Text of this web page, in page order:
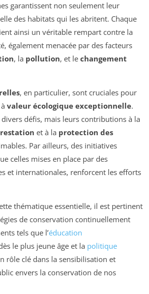
garantissent non seulement leur
des habitats qui les abritent. Chaque
ainsi un véritable rempart contre la
également menacée par des facteurs
, la pollution, et le changement
, en particulier, sont cruciales pour
valeur écologique exceptionnelle.
divers défis, mais leurs contributions à la
et à la protection des
Par ailleurs, des initiatives
celles mises en place par des
et internationales, renforcent les efforts
thématique essentielle, il est pertinent
de conservation continuellement
tels que l’éducation
le plus jeune âge et la politique
rôle clé dans la sensibilisation et
envers la conservation de nos